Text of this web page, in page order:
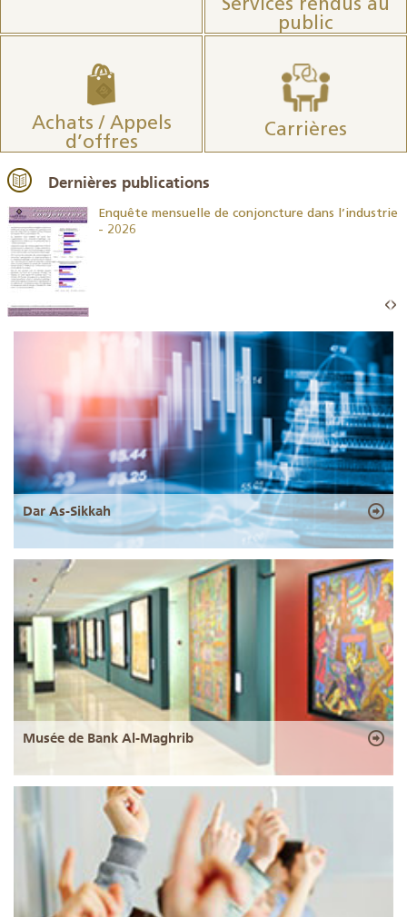
Services rendus au
public
Achats / Appels
d’offres
Carrières
Dernières publications
Enquête mensuelle de conjoncture dans l’industrie
- 2026
Dar As-Sikkah
Musée de Bank Al-Maghrib